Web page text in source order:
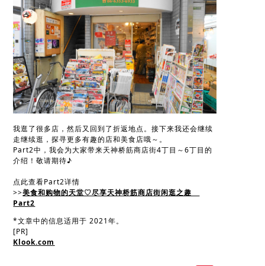
我逛了很多店，然后又回到了折返地点。接下来我还会继续
走继续逛，探寻更多有趣的店和美食店哦～。
Part2中，我会为大家带来天神桥筋商店街4丁目～6丁目的
介绍！敬请期待♪
点此查看Part2详情
>>美食和购物的天堂♡尽享天神桥筋商店街闲逛之趣
Part2
*文章中的信息适用于 2021年。
[PR]
Klook.com